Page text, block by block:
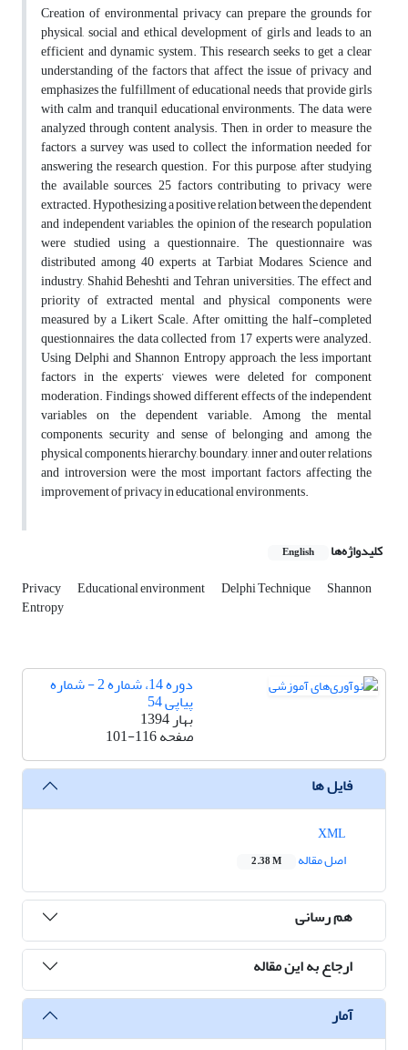
Creation of environmental privacy can prepare the grounds for
physical, social and ethical development of girls and leads to an
efficient and dynamic system. This research seeks to get a clear
understanding of the factors that affect the issue of privacy and
emphasizes the fulfillment of educational needs that provide girls
with calm and tranquil educational environments. The data were
analyzed through content analysis. Then, in order to measure the
factors, a survey was used to collect the information needed for
answering the research question. For this purpose, after studying
the available sources, 25 factors contributing to privacy were
extracted. Hypothesizing a positive relation between the dependent
and independent variables, the opinion of the research population
were studied using a questionnaire. The questionnaire was
distributed among 40 experts at Tarbiat Modares, Science and
industry, Shahid Beheshti and Tehran universities. The effect and
priority of extracted mental and physical components were
measured by a Likert Scale. After omitting the half-completed
questionnaires, the data collected from 17 experts were analyzed.
Using Delphi and Shannon Entropy approach, the less important
factors in the experts’ viewes were deleted for component
moderation. Findings showed different effects of the independent
variables on the dependent variable. Among the mental
components, security and sense of belonging and among the
physical components, hierarchy, boundary, inner and outer relations
and introversion were the most important factors affecting the
improvement of privacy in educational environments.
کلیدواژه‌ها English
Privacy Educational environment Delphi Technique Shannon
Entropy
دوره 14، شماره 2 - شماره
پیاپی 54
بهار 1394
صفحه101-116
فایل ها
اصل مقاله
2.38 M
هم رسانی
ارجاع به این مقاله
آمار